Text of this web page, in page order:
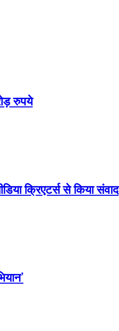
रुपये
क्रिएटर्स से किया संवाद